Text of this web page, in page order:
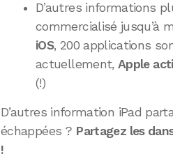
D’autres informations
commercialisé jusqu’à
iOS, 200 applications
actuellement,Apple
(!)
D’autres information iPad
échappées ? Partagez les
!